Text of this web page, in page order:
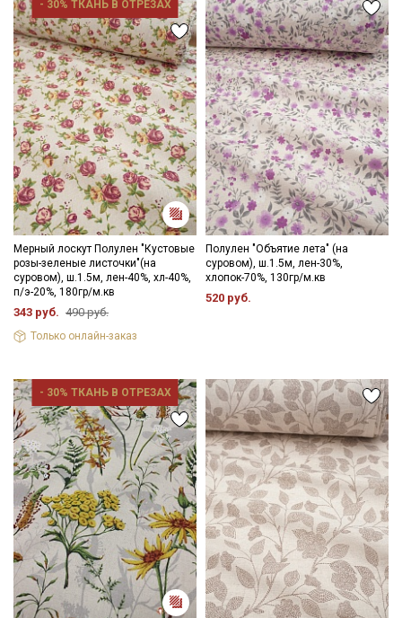
- 30% ТКАНЬ В ОТРЕЗАХ
Мерный лоскут Полулен "Кустовые
розы-зеленые листочки"(на
суровом), ш.1.5м, лен-40%, хл-40%,
п/э-20%, 180гр/м.кв
343 руб. 490 руб.
Только онлайн-заказ
Полулен "Объятие лета" (на
суровом), ш.1.5м, лен-30%,
хлопок-70%, 130гр/м.кв
520 руб.
- 30% ТКАНЬ В ОТРЕЗАХ